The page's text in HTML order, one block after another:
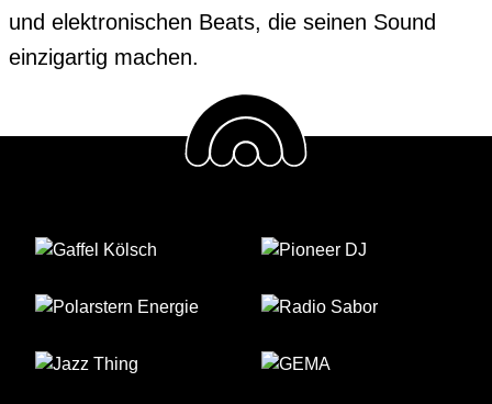
und elektronischen Beats, die seinen Sound
einzigartig machen.